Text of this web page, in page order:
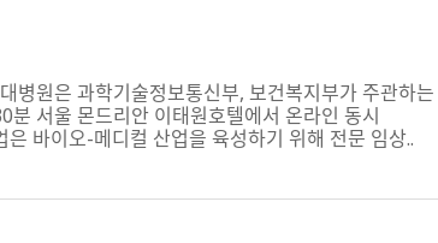
병원은 과학기술정보통신부, 보건복지부가 주관하는
서울 몬드리안 이태원호텔에서 온라인 동시
바이오-메디컬 산업을 육성하기 위해 전문 임상..